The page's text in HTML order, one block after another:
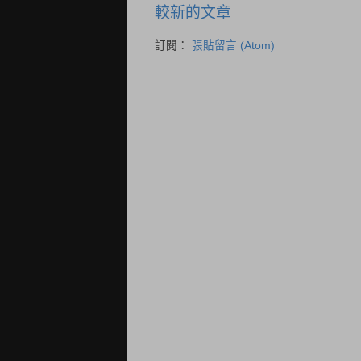
較新的文章
訂閱： 張貼留言 (Atom)